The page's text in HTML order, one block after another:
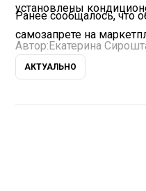
установлены
Ранее сообщалось, что
самозапрете на
Автор: Екатерина
АКТУАЛЬНО